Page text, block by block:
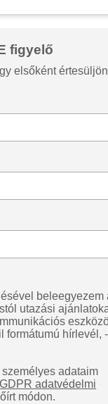
figyelő
elsőként
beleegyezem
utazási
formátumú hírlevél,
adataim
GDPR adatvédelmi
módon.